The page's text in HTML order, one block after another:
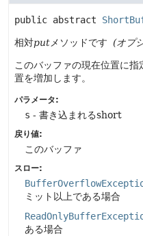
public abstract
相対put メソッドです (オプ
このバッファの現在位置に
置を増加します。
パラメータ:
s - 書き込まれるshort
戻り値:
このバッファ
スロー:
ミット以上である場合
ある場合